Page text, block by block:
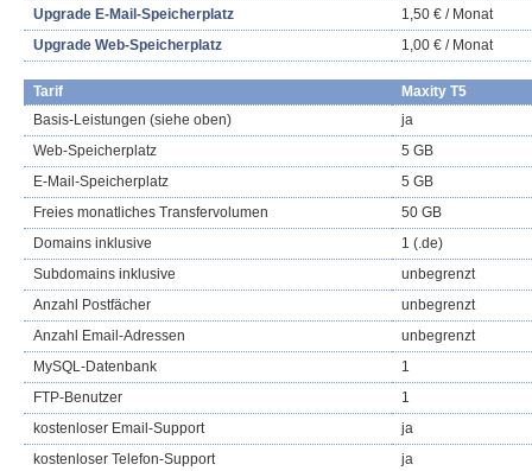
Upgrade E-Mail-Speicherplatz
1,50 € / Monat
Upgrade Web-Speicherplatz
1,00 € / Monat
Tarif
Maxity T5
Basis-Leistungen (siehe oben)
ja
Web-Speicherplatz
5 GB
E-Mail-Speicherplatz
5 GB
Freies monatliches Transfervolumen
50 GB
Domains inklusive
1 (.de)
Subdomains inklusive
unbegrenzt
Anzahl Postfächer
unbegrenzt
Anzahl Email-Adressen
unbegrenzt
MySQL-Datenbank
1
FTP-Benutzer
1
kostenloser Email-Support
ja
kostenloser Telefon-Support
ja